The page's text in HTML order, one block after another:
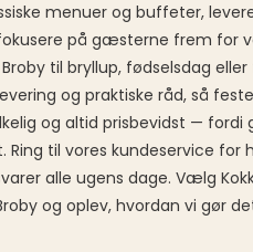
menuer og buffeter,
på gæsterne frem for
til bryllup, fødselsdag
og praktiske råd, så
og altid prisbevidst —
Ring til vores kundeservice
alle ugens dage. Vælg
og oplev, hvordan vi gør